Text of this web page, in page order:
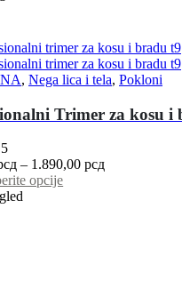
, Nega lica i tela, Pokloni
Trimer za kosu i
– 1.890,00 рсд
opcije